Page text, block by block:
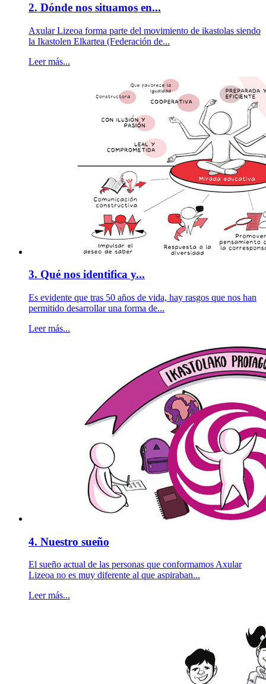
2. Dónde nos situamos en...
Axular Lizeoa forma parte del movimiento de ikastolas siendo
la Ikastolen Elkartea (Federación de...
Leer más...
3. Qué nos identifica y...
Es evidente que tras 50 años de vida, hay rasgos que nos han
permitido desarrollar una forma de...
Leer más...
4. Nuestro sueño
El sueño actual de las personas que conformamos Axular
Lizeoa no es muy diferente al que aspiraban...
Leer más...